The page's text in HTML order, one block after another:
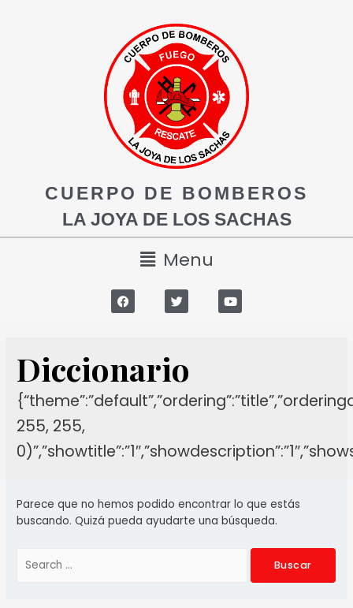
CUERPO DE BOMBEROS
LA JOYA DE LOS SACHAS
Menu
Diccionario
255, 255,
Parece que no hemos podido encontrar lo que estás
buscando. Quizá pueda ayudarte una búsqueda.